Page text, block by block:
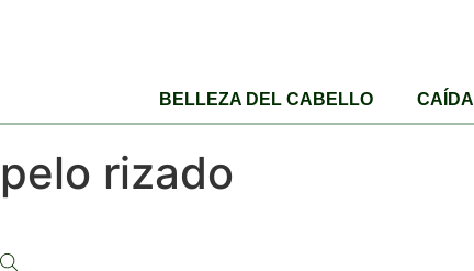
BELLEZA DEL CABELLO
pelo rizado